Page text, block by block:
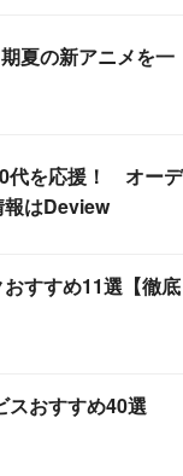
夏の新アニメを一
代を応援！ オーデ
報はDeview
すすめ11選【徹底
スおすすめ40選